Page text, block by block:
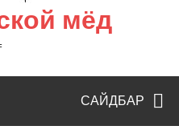
мёд
САЙДБАР